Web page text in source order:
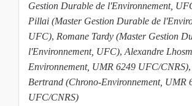
Gestion Durable de l'Environnement,
Pillai (Master Gestion Durable de
UFC), Romane Tardy (Master Gestion
l'Environnement, UFC), Alexandre
Environnement, UMR 6249 UFC/CNRS),
Bertrand (Chrono-Environnement, UMR
UFC/CNRS)